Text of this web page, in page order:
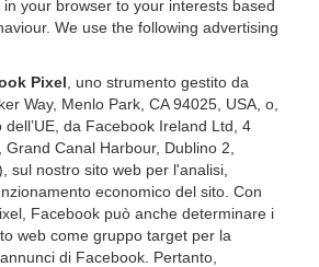
your browser to your interests based
We use the following advertising
Pixel , uno strumento gestito da
Way, Menlo Park, CA 94025, USA, o,
dell’UE, da Facebook Ireland Ltd, 4
Canal Harbour, Dublino 2,
sul nostro sito web per l'analisi,
economico del sito. Con
Facebook può anche determinare i
web come gruppo target per la
di Facebook. Pertanto,